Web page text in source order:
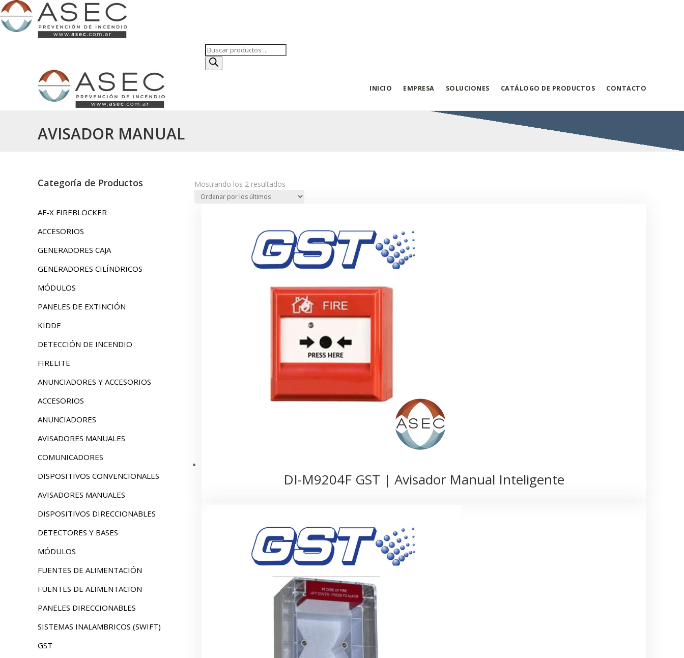
Búsqueda
de
productos
INICIO EMPRESA SOLUCIONES CATÁLOGO DE PRODUCTOS CONTACTO
AVISADOR MANUAL
Categoría de Productos
AF-X FIREBLOCKER
ACCESORIOS
GENERADORES CAJA
GENERADORES CILÍNDRICOS
MÓDULOS
PANELES DE EXTINCIÓN
KIDDE
DETECCIÓN DE INCENDIO
FIRELITE
ANUNCIADORES Y ACCESORIOS
ACCESORIOS
ANUNCIADORES
AVISADORES MANUALES
COMUNICADORES
DISPOSITIVOS CONVENCIONALES
AVISADORES MANUALES
DISPOSITIVOS DIRECCIONABLES
DETECTORES Y BASES
MÓDULOS
FUENTES DE ALIMENTACIÓN
FUENTES DE ALIMENTACION
PANELES DIRECCIONABLES
SISTEMAS INALAMBRICOS (SWIFT)
GST
Mostrando los 2 resultadosOrdenado
DI-M9204F GST | Avisador Manual Inteligente